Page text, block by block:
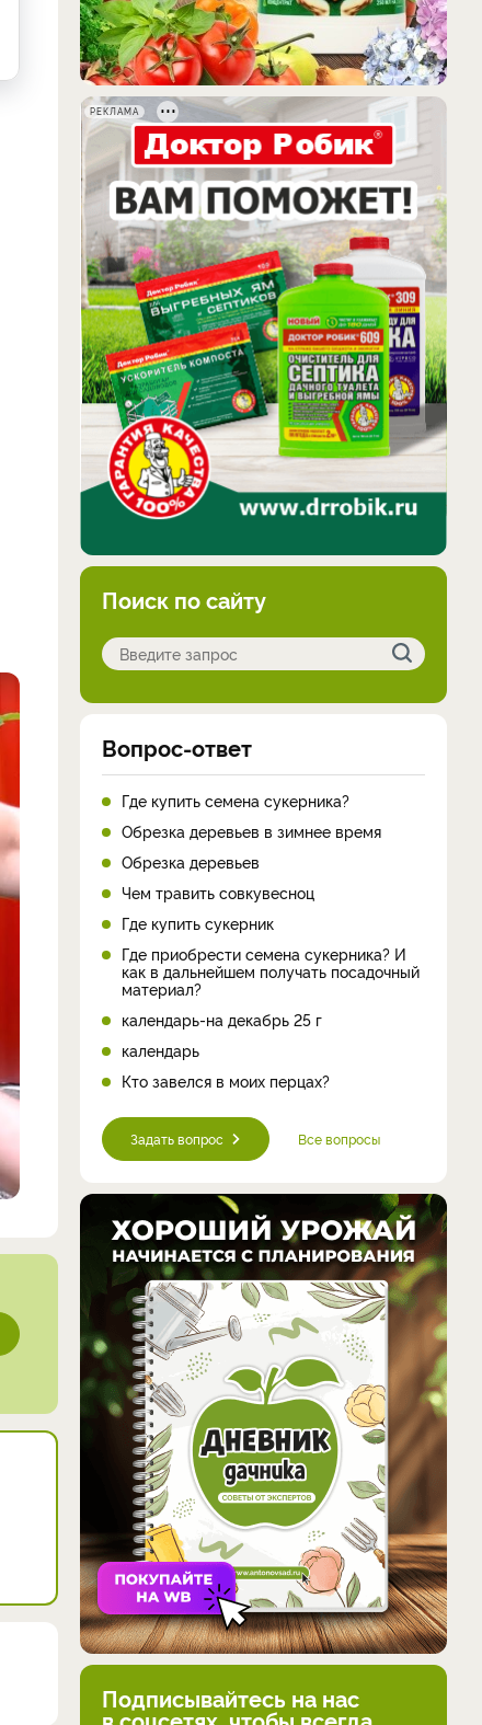
РЕКЛАМА
Поиск по сайту
Вопрос-ответ
Где купить семена сукерника?
Обрезка деревьев в зимнее время
Обрезка деревьев
Чем травить совкувесноц
Где купить сукерник
Где приобрести семена сукерника? И
как в дальнейшем получать посадочный
материал?
календарь-на декабрь 25 г
календарь
Кто завелся в моих перцах?
Задать вопрос Все вопросы
Подписывайтесь на нас